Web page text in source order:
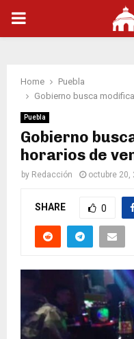
PRIMARY
Home
Puebla
Gobierno busca
Puebla
Gobierno
horarios de
by Redacción octubre 20,
SHARE 0